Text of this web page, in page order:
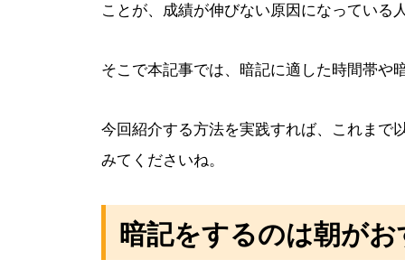
ことが、成績が伸びない原因になっている
そこで本記事では、暗記に適した時間帯や
今回紹介する方法を実践すれば、これまで
みてくださいね。
暗記をするのは朝が